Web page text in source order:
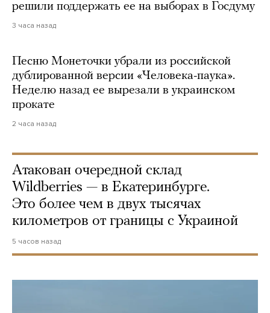
решили поддержать ее на выборах в Госдуму
3 часа назад
Песню Монеточки убрали из российской
дублированной версии «Человека-паука».
Неделю назад ее вырезали в украинском
прокате
2 часа назад
Атакован очередной склад
Wildberries — в Екатеринбурге.
Это более чем в двух тысячах
километров от границы с Украиной
5 часов назад